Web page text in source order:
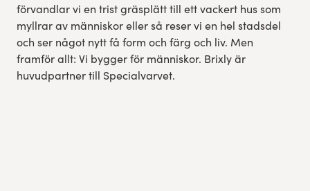
förvandlar vi en trist gräsplätt till ett vackert hus som
myllrar av människor eller så reser vi en hel stadsdel
och ser något nytt få form och färg och liv. Men
framför allt: Vi bygger för människor. Brixly är
huvudpartner till Specialvarvet.